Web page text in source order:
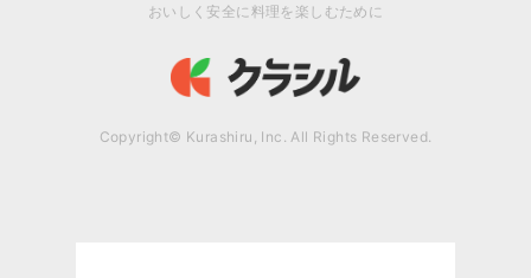
おいしく安全に料理を楽しむために
Copyright© Kurashiru, Inc. All Rights Reserved.